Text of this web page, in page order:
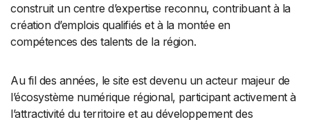
construit un centre d’expertise reconnu, contribuant à la
création d’emplois qualifiés et à la montée en
compétences des talents de la région.
Au fil des années, le site est devenu un acteur majeur de
l’écosystème numérique régional, participant activement à
l’attractivité du territoire et au développement des